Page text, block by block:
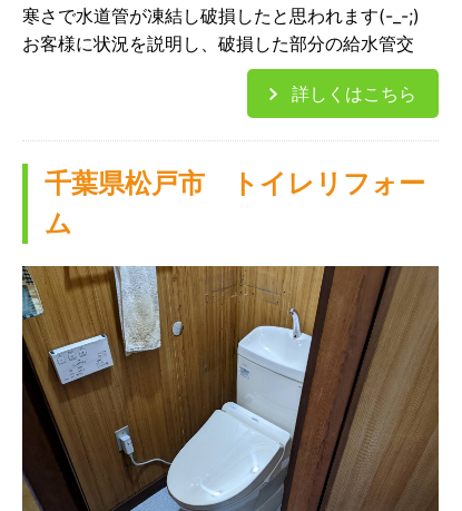
寒さで水道管が凍結し破損したと思われます(-_-;)
お客様に状況を説明し、破損した部分の給水管交
詳しくはこちら
千葉県松戸市 トイレリフォー
ム